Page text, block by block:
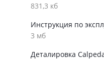
831,3 кб
Инструкция по
3 мб
Деталировка